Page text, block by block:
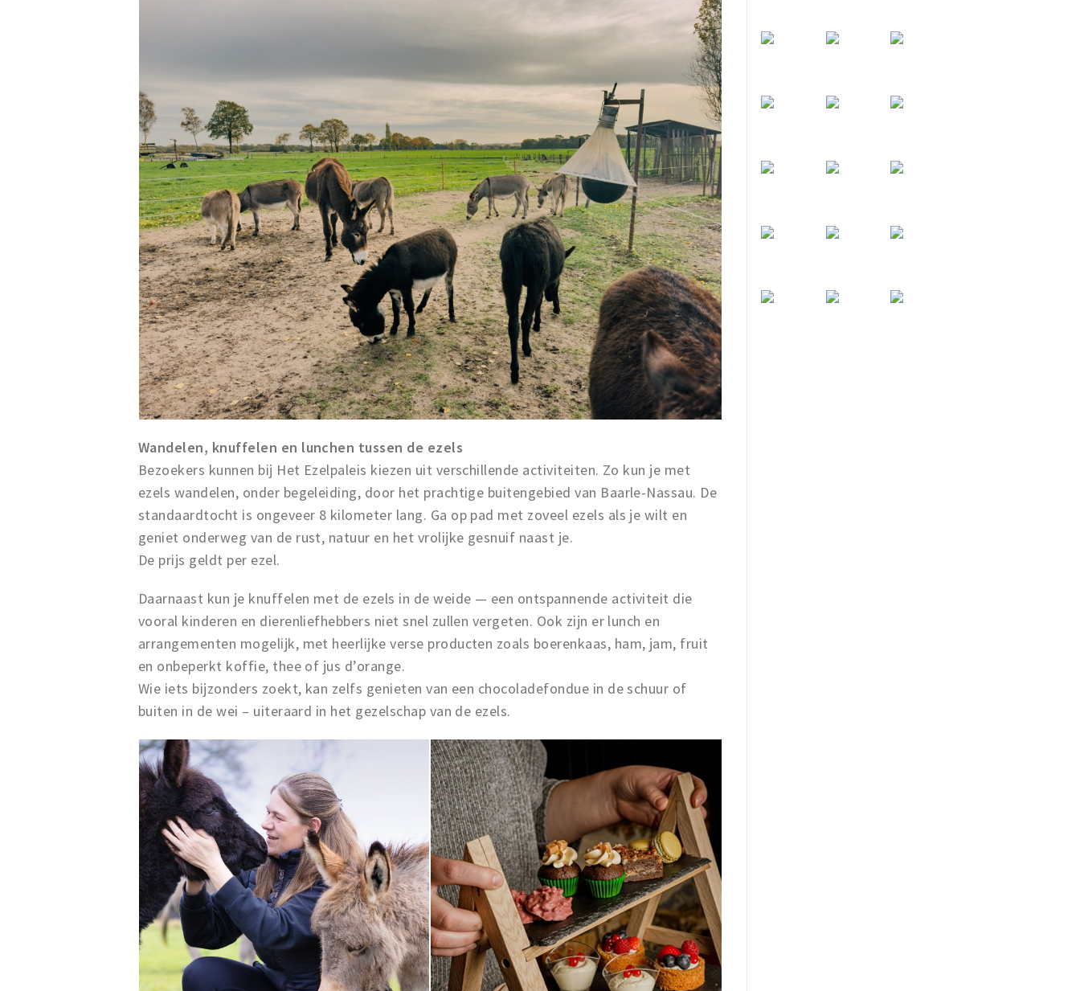
Wandelen, knuffelen en lunchen tussen de ezels
Bezoekers kunnen bij Het Ezelpaleis kiezen uit verschillende activiteiten. Zo kun je met
ezels wandelen, onder begeleiding, door het prachtige buitengebied van Baarle-Nassau. De
standaardtocht is ongeveer 8 kilometer lang. Ga op pad met zoveel ezels als je wilt en
geniet onderweg van de rust, natuur en het vrolijke gesnuif naast je.
De prijs geldt per ezel.
Daarnaast kun je knuffelen met de ezels in de weide — een ontspannende activiteit die
vooral kinderen en dierenliefhebbers niet snel zullen vergeten. Ook zijn er lunch en
arrangementen mogelijk, met heerlijke verse producten zoals boerenkaas, ham, jam, fruit
en onbeperkt koffie, thee of jus d’orange.
Wie iets bijzonders zoekt, kan zelfs genieten van een chocoladefondue in de schuur of
buiten in de wei – uiteraard in het gezelschap van de ezels.